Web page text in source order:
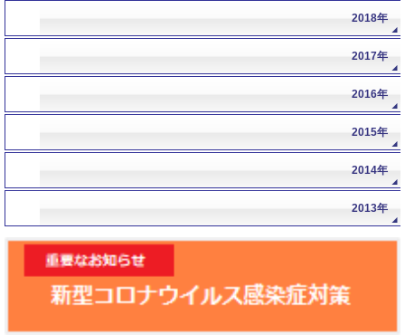
2018年
2017年
2016年
2015年
2014年
2013年
年